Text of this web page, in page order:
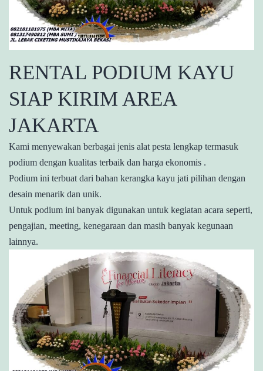
RENTAL PODIUM KAYU
SIAP KIRIM AREA
JAKARTA
Kami menyewakan berbagai jenis alat pesta lengkap termasuk
podium dengan kualitas terbaik dan harga ekonomis .
Podium ini terbuat dari bahan kerangka kayu jati pilihan dengan
desain menarik dan unik.
Untuk podium ini banyak digunakan untuk kegiatan acara seperti,
pengajian, meeting, kenegaraan dan masih banyak kegunaan
lainnya.